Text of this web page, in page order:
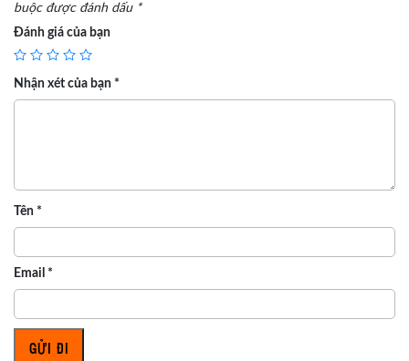
buộc được đánh dấu *
Đánh giá của bạn
Nhận xét của bạn *
Tên *
Email *